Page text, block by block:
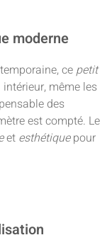
moderne
cepetit
même les
des
est compté. Le
et esthétiquepour